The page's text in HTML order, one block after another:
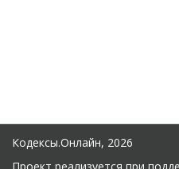
Кодексы.Онлайн, 2026
Проект реализуется при